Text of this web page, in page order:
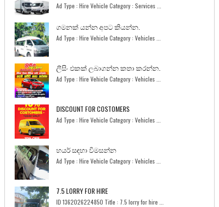
Ad Type : Hire Vehicle Category : Services ...
ගමනක් යන්න අපට කියන්න.
Ad Type : Hire Vehicle Category : Vehicles ...
ලීසිං එකක් ලබාගන්න කතා කරන්න.
Ad Type : Hire Vehicle Category : Vehicles ...
DISCOUNT FOR COSTOMERS
Ad Type : Hire Vehicle Category : Vehicles ...
හයර් සඳහා විමසන්න
Ad Type : Hire Vehicle Category : Vehicles ...
7.5 LORRY FOR HIRE
ID 1362026224850 Title : 7.5 lorry for hire ...